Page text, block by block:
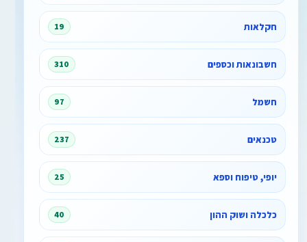
חקלאות 19
חשבונאות וכספים 310
חשמל 97
טכנאים 237
יופי, טיפוח וספא 25
כלכלה ושוק ההון 40